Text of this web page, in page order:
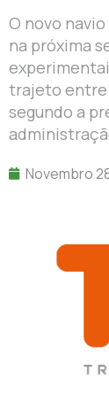
O novo
na próxima
trajeto entre
segundo a
Novembro